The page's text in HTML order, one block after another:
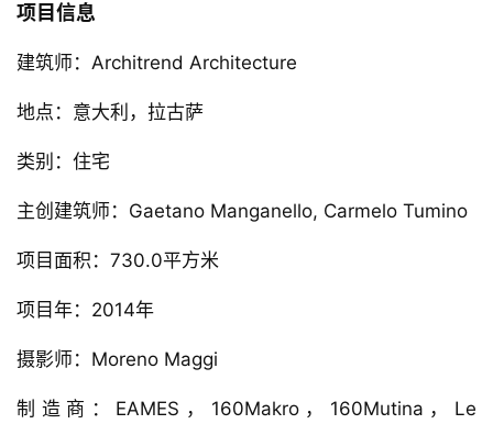
项目信息
建筑师：Architrend Architecture
地点：意大利，拉古萨
类别：住宅
主创建筑师：Gaetano Manganello, Carmelo Tumino
项目面积：730.0平方米
项目年：2014年
摄影师：Moreno Maggi
制造商：EAMES，160Makro，160Mutina，Le